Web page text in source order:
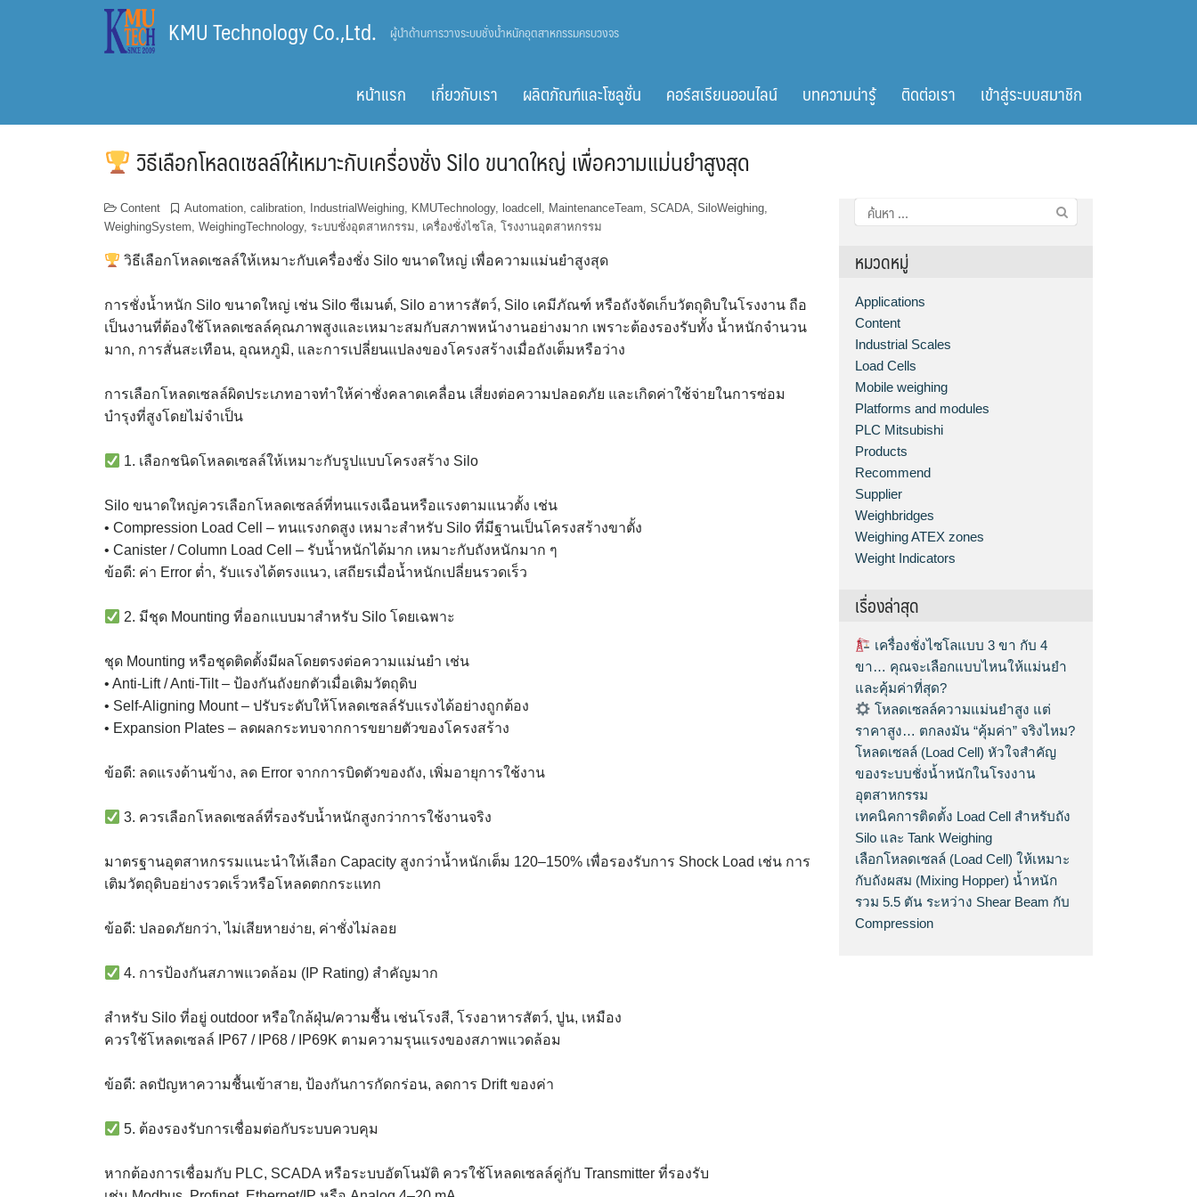
KMU Technology Co.,Ltd. ผู้นำด้านการวางระบบชั่งน้ำหนักอุตสาหกรรมครบวงจร
หน้าแรก เกี่ยวกับเรา ผลิตภัณฑ์และโซลูชั่น คอร์สเรียนออนไลน์ บทความน่ารู้ ติดต่อเรา เข้าสู่ระบบสมาชิก
วิธีเลือกโหลดเซลล์ให้เหมาะกับเครื่องชั่ง Silo ขนาดใหญ่ เพื่อความแม่นยำสูงสุด
Content Automation, calibration, IndustrialWeighing, KMUTechnology, loadcell , MaintenanceTeam, SCADA, SiloWeighing,
WeighingSystem, WeighingTechnology, ระบบชั่งอุตสาหกรรม, เครื่องชั่งไซโล, โรงงานอุตสาหกรรม
วิธีเลือกโหลดเซลล์ให้เหมาะกับเครื่องชั่ง Silo ขนาดใหญ่ เพื่อความแม่นยำสูงสุด
การชั่งน้ำหนัก Silo ขนาดใหญ่ เช่น Silo ซีเมนต์, Silo อาหารสัตว์, Silo เคมีภัณฑ์ หรือถังจัดเก็บวัตถุดิบในโรงงาน ถือ
เป็นงานที่ต้องใช้โหลดเซลล์คุณภาพสูงและเหมาะสมกับสภาพหน้างานอย่างมาก เพราะต้องรองรับทั้ง น้ำหนักจำนวน
มาก, การสั่นสะเทือน, อุณหภูมิ, และการเปลี่ยนแปลงของโครงสร้างเมื่อถังเต็มหรือว่าง
การเลือกโหลดเซลล์ผิดประเภทอาจทำให้ค่าชั่งคลาดเคลื่อน เสี่ยงต่อความปลอดภัย และเกิดค่าใช้จ่ายในการซ่อม
บำรุงที่สูงโดยไม่จำเป็น
1. เลือกชนิดโหลดเซลล์ให้เหมาะกับรูปแบบโครงสร้าง Silo
Silo ขนาดใหญ่ควรเลือกโหลดเซลล์ที่ทนแรงเฉือนหรือแรงตามแนวตั้ง เช่น
• Compression Load Cell – ทนแรงกดสูง เหมาะสำหรับ Silo ที่มีฐานเป็นโครงสร้างขาตั้ง
• Canister / Column Load Cell – รับน้ำหนักได้มาก เหมาะกับถังหนักมาก ๆ
ข้อดี: ค่า Error ต่ำ, รับแรงได้ตรงแนว, เสถียรเมื่อน้ำหนักเปลี่ยนรวดเร็ว
2. มีชุด Mounting ที่ออกแบบมาสำหรับ Silo โดยเฉพาะ
ชุด Mounting หรือชุดติดตั้งมีผลโดยตรงต่อความแม่นยำ เช่น
• Anti-Lift / Anti-Tilt – ป้องกันถังยกตัวเมื่อเติมวัตถุดิบ
• Self-Aligning Mount – ปรับระดับให้โหลดเซลล์รับแรงได้อย่างถูกต้อง
• Expansion Plates – ลดผลกระทบจากการขยายตัวของโครงสร้าง
ข้อดี: ลดแรงด้านข้าง, ลด Error จากการบิดตัวของถัง, เพิ่มอายุการใช้งาน
3. ควรเลือกโหลดเซลล์ที่รองรับน้ำหนักสูงกว่าการใช้งานจริง
มาตรฐานอุตสาหกรรมแนะนำให้เลือก Capacity สูงกว่าน้ำหนักเต็ม 120–150% เพื่อรองรับการ Shock Load เช่น การ
เติมวัตถุดิบอย่างรวดเร็วหรือโหลดตกกระแทก
ข้อดี: ปลอดภัยกว่า, ไม่เสียหายง่าย, ค่าชั่งไม่ลอย
4. การป้องกันสภาพแวดล้อม (IP Rating) สำคัญมาก
สำหรับ Silo ที่อยู่ outdoor หรือใกล้ฝุ่น/ความชื้น เช่นโรงสี, โรงอาหารสัตว์, ปูน, เหมือง
ควรใช้โหลดเซลล์ IP67 / IP68 / IP69K ตามความรุนแรงของสภาพแวดล้อม
ข้อดี: ลดปัญหาความชื้นเข้าสาย, ป้องกันการกัดกร่อน, ลดการ Drift ของค่า
5. ต้องรองรับการเชื่อมต่อกับระบบควบคุม
หากต้องการเชื่อมกับ PLC, SCADA หรือระบบอัตโนมัติ ควรใช้โหลดเซลล์คู่กับ Transmitter ที่รองรับ
ค้นหา
สำหรับ:
หมวดหมู่
Applications
Content
Industrial Scales
Load Cells
Mobile weighing
Platforms and modules
PLC Mitsubishi
Products
Recommend
Supplier
Weighbridges
Weighing ATEX zones
Weight Indicators
เรื่องล่าสุด
เครื่องชั่งไซโลแบบ 3 ขา กับ 4
ขา… คุณจะเลือกแบบไหนให้แม่นยำ
และคุ้มค่าที่สุด?
โหลดเซลล์ความแม่นยำสูง แต่
ราคาสูง… ตกลงมัน “คุ้มค่า” จริงไหม?
โหลดเซลล์ (Load Cell) หัวใจสำคัญ
ของระบบชั่งน้ำหนักในโรงงาน
อุตสาหกรรม
เทคนิคการติดตั้ง Load Cell สำหรับถัง
Silo และ Tank Weighing
เลือกโหลดเซลล์ (Load Cell) ให้เหมาะ
กับถังผสม (Mixing Hopper) น้ำหนัก
รวม 5.5 ตัน ระหว่าง Shear Beam กับ
Compression